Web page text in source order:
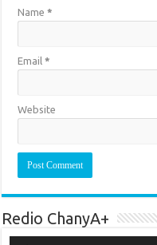
Name*
Email*
Website
Redio ChanyA+